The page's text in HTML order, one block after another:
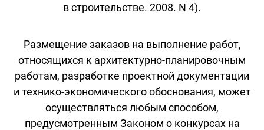
в строительстве. 2008. N 4).
Размещение заказов на выполнение работ,
относящихся к архитектурно-планировочным
работам, разработке проектной документации
и технико-экономического обоснования, может
осуществляться любым способом,
предусмотренным Законом о конкурсах на